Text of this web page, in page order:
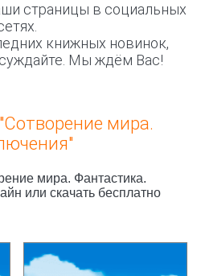
страницы в социальных
книжных новинок,
Мы ждём Вас!
мира.
мира. Фантастика.
или скачать бесплатно